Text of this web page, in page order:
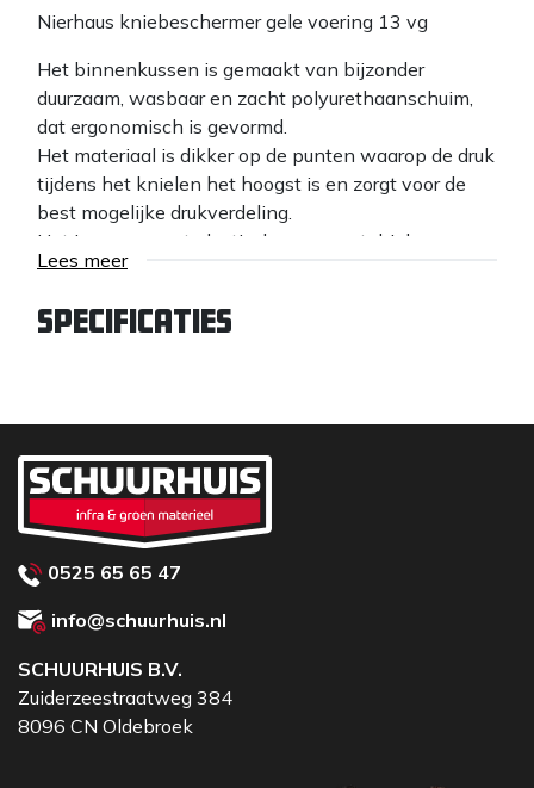
Nierhaus kniebeschermer gele voering 13 vg
Het binnenkussen is gemaakt van bijzonder
duurzaam, wasbaar en zacht polyurethaanschuim,
dat ergonomisch is gevormd.
Het materiaal is dikker op de punten waarop de druk
tijdens het knielen het hoogst is en zorgt voor de
best mogelijke drukverdeling.
Het is permanent elastisch en vormstabiel.
bovenste bevindt zich rond de dij en kan niet in de
Lees meer
Specificaties
0525 65 65 47
info@schuurhuis.nl
SCHUURHUIS B.V.
Zuiderzeestraatweg 384
8096 CN Oldebroek